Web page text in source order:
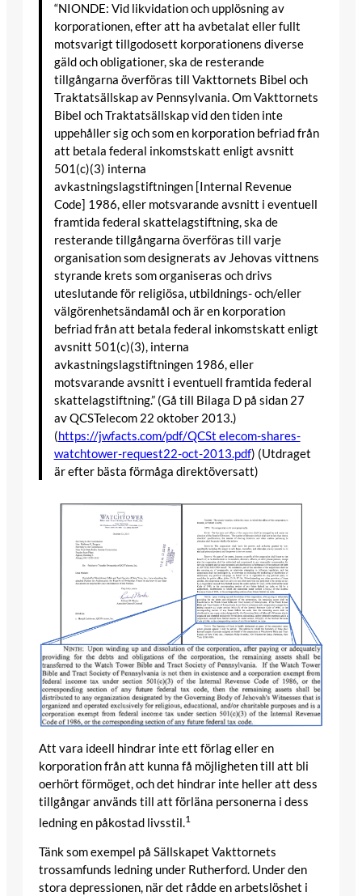
“NIONDE: Vid likvidation och upplösning av
korporationen, efter att ha avbetalat eller fullt
motsvarigt tillgodosett korporationens diverse
gäld och obligationer, ska de resterande
tillgångarna överföras till Vakttornets Bibel och
Traktatsällskap av Pennsylvania. Om Vakttornets
Bibel och Traktatsällskap vid den tiden inte
uppehåller sig och som en korporation befriad från
att betala federal inkomstskatt enligt avsnitt
501(c)(3) interna
avkastningslagstiftningen [Internal Revenue
Code] 1986, eller motsvarande avsnitt i eventuell
framtida federal skattelagstiftning, ska de
resterande tillgångarna överföras till varje
organisation som designerats av Jehovas vittnens
styrande krets som organiseras och drivs
uteslutande för religiösa, utbildnings- och/eller
välgörenhetsändamål och är en korporation
befriad från att betala federal inkomstskatt enligt
avsnitt 501(c)(3), interna
avkastningslagstiftningen 1986, eller
motsvarande avsnitt i eventuell framtida federal
skattelagstiftning.” (Gå till Bilaga D på sidan 27
av QCSTelecom 22 oktober 2013.)
(https://jwfacts.com/pdf/QCSt elecom-shares-
watchtower-request22-oct-2013.pdf) (Utdraget
är efter bästa förmåga direktöversatt)
Att vara ideell hindrar inte ett förlag eller en
korporation från att kunna få möjligheten till att bli
oerhört förmöget, och det hindrar inte heller att dess
tillgångar används till att förläna personerna i dess
ledning en påkostad livsstil. 1
Tänk som exempel på Sällskapet Vakttornets
trossamfunds ledning under Rutherford. Under den
stora depressionen, när det rådde en arbetslöshet i